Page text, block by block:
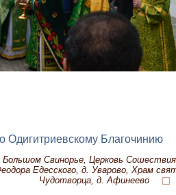
Одигитриевскому Благочинию
Свинорье, Церковь
Едесского, д. Уварово, Храм
Чудотворца, д. Афинеево